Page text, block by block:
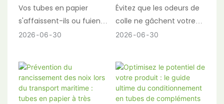
noix de coco sous vide |
Emballage en aluminium
Vos tubes en papier
s'affaissent-ils ou fuient-
ils lors du rinçage à
propose des tubes en
papier composite haute
résistance avec
membranes pelables
2026 06 30
sans odeur | Emballages
à base de colle de soja |
Évitez que les odeurs de
colle ne gâchent votre
thé bio. Sprintpackage
en papier sans odeur,
fabriqués avec une colle
à base de soja de qualité
alimentaire et selon un
2026 06 30